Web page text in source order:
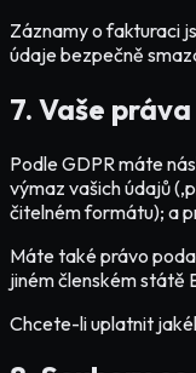
Záznamy o fakturaci
údaje bezpečně
7. Vaše práva
Podle GDPR máte
výmaz vašich údajů
čitelném formátu); a
Máte také právo
jiném členském státě
Chcete-li uplatnit